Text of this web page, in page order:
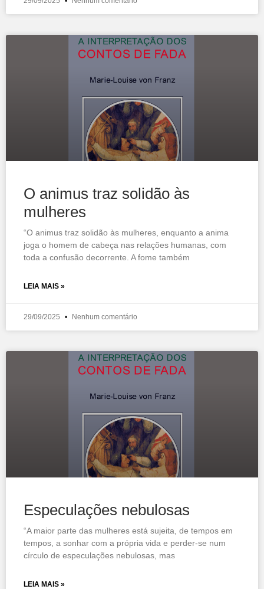
O animus traz solidão às
mulheres
“O animus traz solidão às mulheres, enquanto a anima
joga o homem de cabeça nas relações humanas, com
toda a confusão decorrente. A fome também
LEIA MAIS »
29/09/2025 Nenhum comentário
Especulações nebulosas
“A maior parte das mulheres está sujeita, de tempos em
tempos, a sonhar com a própria vida e perder-se num
círculo de especulações nebulosas, mas
LEIA MAIS »